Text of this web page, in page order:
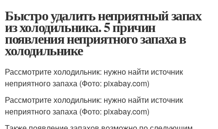
Быстро удалить неприятный запах
из холодильника. 5 причин
появления неприятного запаха в
холодильнике
Рассмотрите холодильник: нужно найти источник
неприятного запаха (Фото: pixabay.com)
Рассмотрите холодильник: нужно найти источник
неприятного запаха (Фото: pixabay.com)